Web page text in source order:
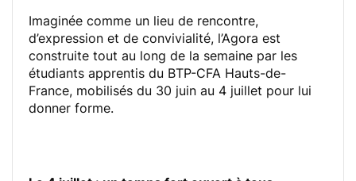
Imaginée comme un lieu de rencontre,
d’expression et de convivialité, l’Agora est
construite tout au long de la semaine par les
étudiants apprentis du BTP-CFA Hauts-de-
France, mobilisés du 30 juin au 4 juillet pour lui
donner forme.